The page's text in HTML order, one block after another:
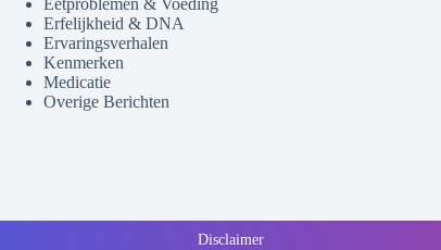
Eetproblemen & Voeding
Erfelijkheid & DNA
Ervaringsverhalen
Kenmerken
Medicatie
Overige Berichten
Disclaimer